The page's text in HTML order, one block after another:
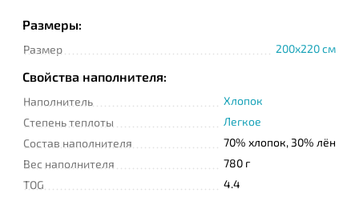
Размеры:
Размер 200x220 см
Свойства наполнителя:
Наполнитель
Хлопок
Степень теплоты
Легкое
Состав наполнителя
70% хлопок, 30% лён
Вес наполнителя
780 г
TOG
4.4
Телефон
Сообщение